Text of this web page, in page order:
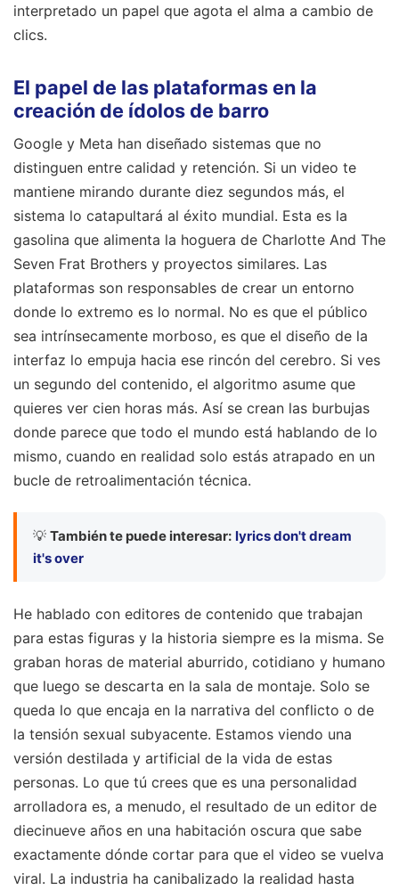
interpretado un papel que agota el alma a cambio de
clics.
El papel de las plataformas en la
creación de ídolos de barro
Google y Meta han diseñado sistemas que no
distinguen entre calidad y retención. Si un video te
mantiene mirando durante diez segundos más, el
sistema lo catapultará al éxito mundial. Esta es la
gasolina que alimenta la hoguera de Charlotte And The
Seven Frat Brothers y proyectos similares. Las
plataformas son responsables de crear un entorno
donde lo extremo es lo normal. No es que el público
sea intrínsecamente morboso, es que el diseño de la
interfaz lo empuja hacia ese rincón del cerebro. Si ves
un segundo del contenido, el algoritmo asume que
quieres ver cien horas más. Así se crean las burbujas
donde parece que todo el mundo está hablando de lo
mismo, cuando en realidad solo estás atrapado en un
bucle de retroalimentación técnica.
💡 También te puede interesar: lyrics don't dream
it's over
He hablado con editores de contenido que trabajan
para estas figuras y la historia siempre es la misma. Se
graban horas de material aburrido, cotidiano y humano
que luego se descarta en la sala de montaje. Solo se
queda lo que encaja en la narrativa del conflicto o de
la tensión sexual subyacente. Estamos viendo una
versión destilada y artificial de la vida de estas
personas. Lo que tú crees que es una personalidad
arrolladora es, a menudo, el resultado de un editor de
diecinueve años en una habitación oscura que sabe
exactamente dónde cortar para que el video se vuelva
viral. La industria ha canibalizado la realidad hasta